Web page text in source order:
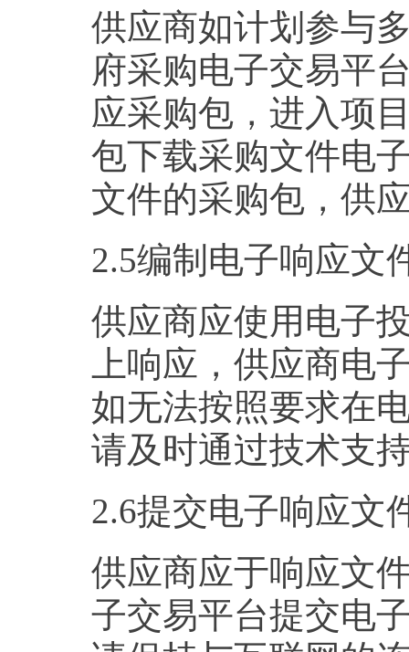
供应商如计划参与
府采购电子交易平
应采购包，进入项
包下载采购文件电
文件的采购包，供
2.5编制电子响应文
供应商应使用电子
上响应，供应商电
如无法按照要求在
请及时通过技术支
2.6提交电子响应文
供应商应于响应文
子交易平台提交电